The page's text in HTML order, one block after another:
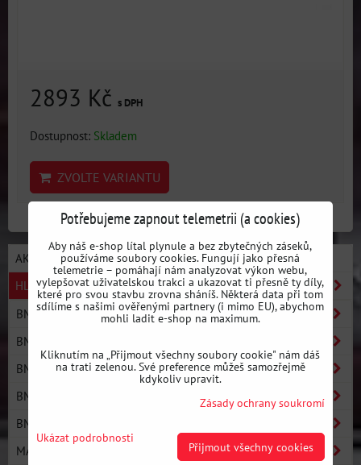
2893 Kč s DPH
Dostupnost: Skladem
ZVOLTE VARIANTU
AKCE / NOVÉ PRODUKTY
HLEDAT PODLE AUTA
BMW E30
BMW E36
BMW E46
BMW E9X
BMW E8X
MAZDA
Potřebujeme zapnout telemetrii (a cookies)
Aby náš e-shop lítal plynule a bez zbytečných záseků,
používáme soubory cookies. Fungují jako přesná
telemetrie – pomáhají nám analyzovat výkon webu,
vylepšovat uživatelskou trakci a ukazovat ti přesně ty díly,
které pro svou stavbu zrovna sháníš. Některá data při tom
sdílíme s našimi ověřenými partnery (i mimo EU), abychom
mohli ladit e-shop na maximum.
Kliknutím na „Přijmout všechny soubory cookie" nám dáš
na trati zelenou. Své preference můžeš samozřejmě
kdykoliv upravit.
Zásady ochrany soukromí
Ukázat podrobnosti
Přijmout všechny cookies